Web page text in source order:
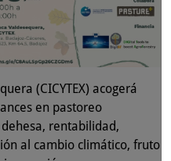
(CICYTEX) acogerá
en pastoreo
rentabilidad,
al cambio climático, fruto